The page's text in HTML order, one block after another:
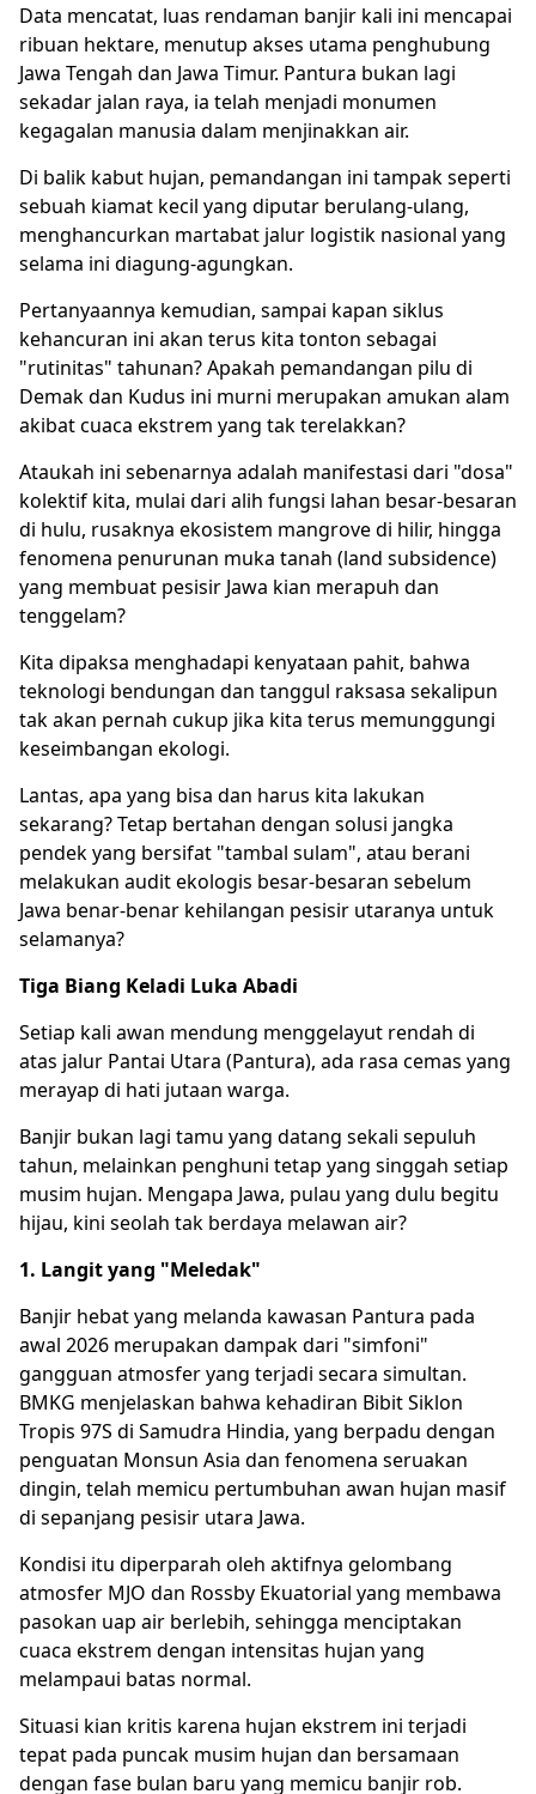
Data mencatat, luas rendaman banjir kali ini mencapai
ribuan hektare, menutup akses utama penghubung
Jawa Tengah dan Jawa Timur. Pantura bukan lagi
sekadar jalan raya, ia telah menjadi monumen
kegagalan manusia dalam menjinakkan air.
Di balik kabut hujan, pemandangan ini tampak seperti
sebuah kiamat kecil yang diputar berulang-ulang,
menghancurkan martabat jalur logistik nasional yang
selama ini diagung-agungkan.
Pertanyaannya kemudian, sampai kapan siklus
kehancuran ini akan terus kita tonton sebagai
"rutinitas" tahunan? Apakah pemandangan pilu di
Demak dan Kudus ini murni merupakan amukan alam
akibat cuaca ekstrem yang tak terelakkan?
Ataukah ini sebenarnya adalah manifestasi dari "dosa"
kolektif kita, mulai dari alih fungsi lahan besar-besaran
di hulu, rusaknya ekosistem mangrove di hilir, hingga
fenomena penurunan muka tanah (land subsidence)
yang membuat pesisir Jawa kian merapuh dan
tenggelam?
Kita dipaksa menghadapi kenyataan pahit, bahwa
teknologi bendungan dan tanggul raksasa sekalipun
tak akan pernah cukup jika kita terus memunggungi
keseimbangan ekologi.
Lantas, apa yang bisa dan harus kita lakukan
sekarang? Tetap bertahan dengan solusi jangka
pendek yang bersifat "tambal sulam", atau berani
melakukan audit ekologis besar-besaran sebelum
Jawa benar-benar kehilangan pesisir utaranya untuk
selamanya?
Tiga Biang Keladi Luka Abadi
Setiap kali awan mendung menggelayut rendah di
atas jalur Pantai Utara (Pantura), ada rasa cemas yang
merayap di hati jutaan warga.
Banjir bukan lagi tamu yang datang sekali sepuluh
tahun, melainkan penghuni tetap yang singgah setiap
musim hujan. Mengapa Jawa, pulau yang dulu begitu
hijau, kini seolah tak berdaya melawan air?
1. Langit yang "Meledak"
Banjir hebat yang melanda kawasan Pantura pada
awal 2026 merupakan dampak dari "simfoni"
gangguan atmosfer yang terjadi secara simultan.
BMKG menjelaskan bahwa kehadiran Bibit Siklon
Tropis 97S di Samudra Hindia, yang berpadu dengan
penguatan Monsun Asia dan fenomena seruakan
dingin, telah memicu pertumbuhan awan hujan masif
di sepanjang pesisir utara Jawa.
Kondisi itu diperparah oleh aktifnya gelombang
atmosfer MJO dan Rossby Ekuatorial yang membawa
pasokan uap air berlebih, sehingga menciptakan
cuaca ekstrem dengan intensitas hujan yang
melampaui batas normal.
Situasi kian kritis karena hujan ekstrem ini terjadi
tepat pada puncak musim hujan dan bersamaan
dengan fase bulan baru yang memicu banjir rob.